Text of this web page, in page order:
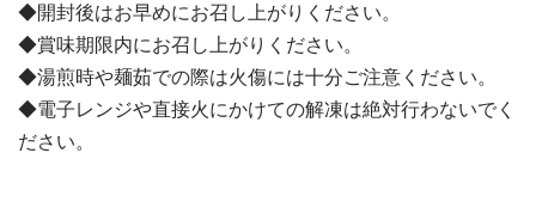
◆開封後はお早めにお召し上がりください。
◆賞味期限内にお召し上がりください。
◆湯煎時や麺茹での際は火傷には十分ご注意ください。
◆電子レンジや直接火にかけての解凍は絶対行わないでく
ださい。